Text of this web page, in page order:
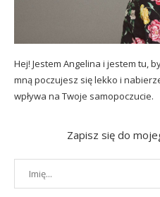
Hej! Jestem Angelina i jestem tu,
mną poczujesz się lekko i
wpływa na Twoje samopoczucie.
Zapisz się do